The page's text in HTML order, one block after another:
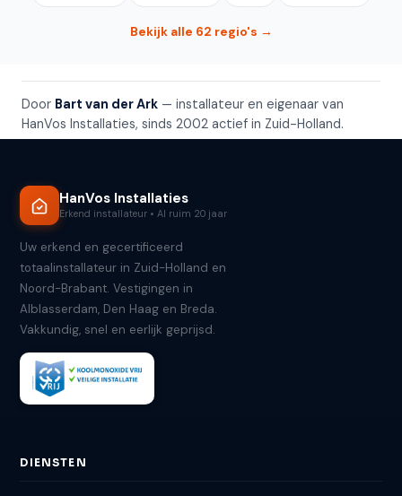
Bekijk alle 62 regio's →
Door Bart van der Ark — installateur en eigenaar van
HanVos Installaties, sinds 2002 actief in Zuid-Holland.
HanVos Installaties
Erkend installateur • Al ruim 20 jaar
Uw erkend en gecertificeerd
totaalinstallateur in Zuid-Holland en
Noord-Brabant. Vestigingen in
Alblasserdam, Den Haag en Breda.
Vakkundig, snel en eerlijk geprijsd.
DIENSTEN